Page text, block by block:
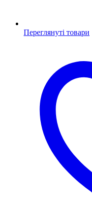
Переглянуті товари